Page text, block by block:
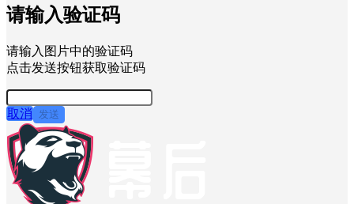
请输入验证码
请输入图片中的验证码
点击发送按钮获取验证码
取消 发送